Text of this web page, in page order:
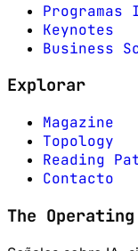
Programas
Keynotes
Business
Explorar
Magazine
Topology
Reading
Contacto
The